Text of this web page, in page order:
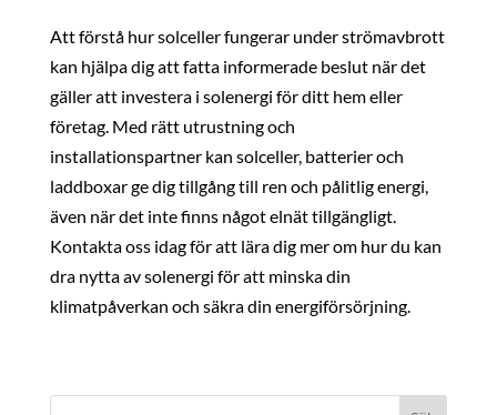
Att förstå hur solceller fungerar under strömavbrott
kan hjälpa dig att fatta informerade beslut när det
gäller att investera i solenergi för ditt hem eller
företag. Med rätt utrustning och
installationspartner kan solceller, batterier och
laddboxar ge dig tillgång till ren och pålitlig energi,
även när det inte finns något elnät tillgängligt.
Kontakta oss idag för att lära dig mer om hur du kan
dra nytta av solenergi för att minska din
klimatpåverkan och säkra din energiförsörjning.